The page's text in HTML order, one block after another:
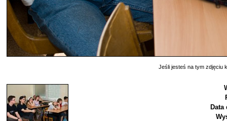
Jeśli jesteś na tym zdjęciu
Data